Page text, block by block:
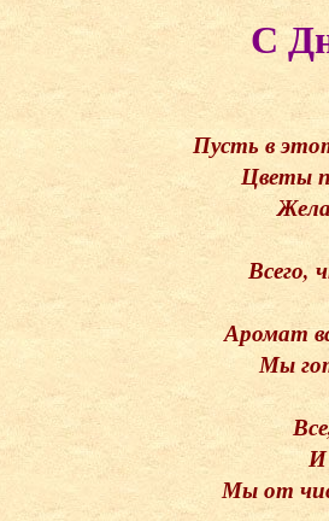
С
Пусть в
Цветы
Всего,
Аромат
Мы
И
Мы от